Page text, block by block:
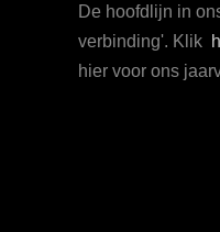
De hoofdlijn in
verbinding'. Klik
hier voor ons